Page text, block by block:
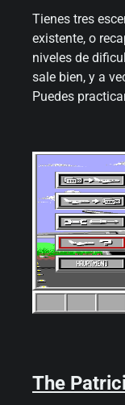
Tienes tres
existente, o
niveles de
sale bien, y a
Puedes
The